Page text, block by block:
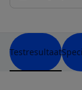
Testresultaat